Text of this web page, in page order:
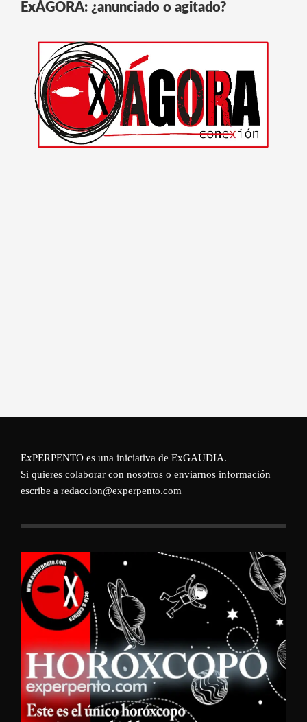
ExÁGORA: ¿anunciado o agitado?
ExPERPENTO es una iniciativa de ExGAUDIA.
Si quieres colaborar con nosotros o enviarnos información
escribe a redaccion@experpento.com